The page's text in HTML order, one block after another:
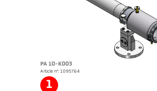
PA 10-K003
Article n°: 1095764
1